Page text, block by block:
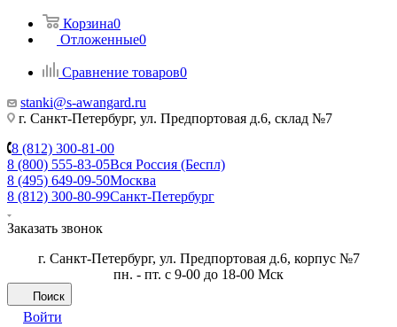
Корзина0
Отложенные0
Сравнение товаров0
stanki@s-awangard.ru
г. Санкт-Петербург, ул. Предпортовая д.6, склад №7
8 (812) 300-81-00
8 (800) 555-83-05Вся Россия (Беспл)
8 (495) 649-09-50Москва
8 (812) 300-80-99Санкт-Петербург
Заказать звонок
г. Санкт-Петербург, ул. Предпортовая д.6, корпус №7
пн. - пт. с 9-00 до 18-00 Мск
Поиск
Войти